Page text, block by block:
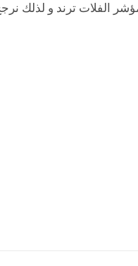
الفلات ترند و لذلك